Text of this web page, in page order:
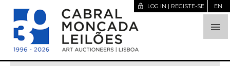

lock_open LOG IN | REGISTE-SE EN